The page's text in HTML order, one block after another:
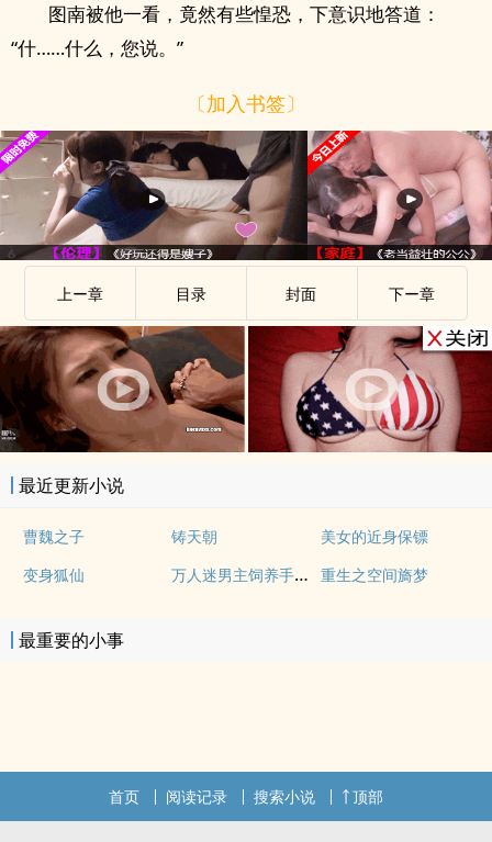
图南被他一看，竟然有些惶恐，下意识地答道：
“什……什么，您说。”
〔加入书签〕
.
上ー章 目录 封面 下ー章
.
最近更新小说
曹魏之子 铸天朝
美女的近身保镖
变身狐仙
万人迷男主饲养手册（系统 快穿 高H） 重生之空间旖梦
最重要的小事
首页 阅读记录 搜索小说 顶部